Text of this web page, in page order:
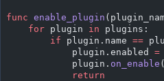
func enable_plugin
    for
plugin in plugins:
        if
plugin.name ==
            plugin.enabled
=
            plugin.
on_enable
            return